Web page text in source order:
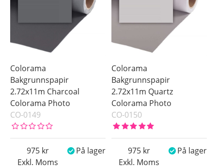
Colorama
Bakgrunnspapir
2.72x11m Charcoal
Colorama Photo
CO-0149
Exkl. Moms
975 På lager
Colorama
Bakgrunnspapir
2.72x11m Quartz
Colorama Photo
CO-0150
Exkl. Moms
975 På lager